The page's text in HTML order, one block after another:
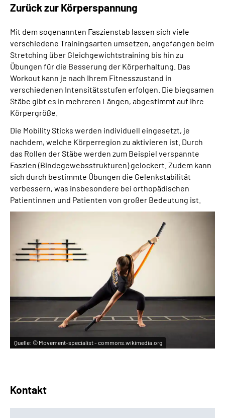
Suche
Zurück zur Körperspannung
Mit dem sogenannten Faszienstab lassen sich viele
verschiedene Trainingsarten umsetzen, angefangen beim
Stretching über Gleichgewichtstraining bis hin zu
Übungen für die Besserung der Körperhaltung. Das
Workout kann je nach Ihrem Fitnesszustand in
verschiedenen Intensitätsstufen erfolgen. Die biegsamen
Stäbe gibt es in mehreren Längen, abgestimmt auf Ihre
Körpergröße.
Die Mobility Sticks werden individuell eingesetzt, je
nachdem, welche Körperregion zu aktivieren ist. Durch
das Rollen der Stäbe werden zum Beispiel verspannte
Faszien (Bindegewebsstrukturen) gelockert. Zudem kann
sich durch bestimmte Übungen die Gelenkstabilität
verbessern, was insbesondere bei orthopädischen
Patientinnen und Patienten von großer Bedeutung ist.
Quelle: © Movement-specialist - commons.wikimedia.org
Kontakt